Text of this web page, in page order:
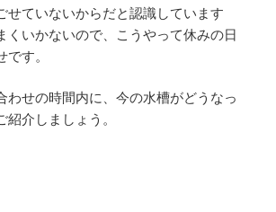
せていないからだと認識しています
くいかないので、こうやって休みの日
す。
わせの時間内に、今の水槽がどうなっ
介しましょう。